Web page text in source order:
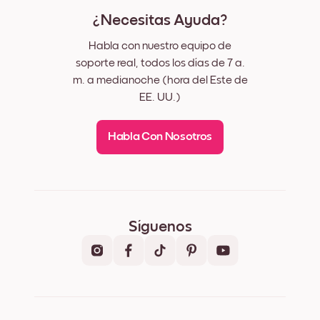
¿Necesitas Ayuda?
Habla con nuestro equipo de
soporte real, todos los días de 7 a.
m. a medianoche (hora del Este de
EE. UU.)
Habla Con Nosotros
Síguenos